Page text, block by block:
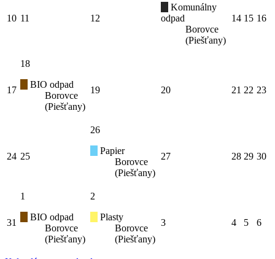
10 11 12
Komunálny
odpad
Borovce
(Piešťany)
14 15 16
17
18
BIO odpad
Borovce
(Piešťany)
19 20 21 22 23
24 25
26
Papier
Borovce
(Piešťany)
27 28 29 30
31
1
BIO odpad
Borovce
(Piešťany)
2
Plasty
Borovce
(Piešťany)
3 4 5 6